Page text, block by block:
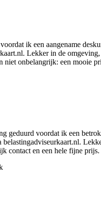
ik een aangename
Lekker in de
niet onbelangrijk: een mooie
geduurd voordat ik een
belastingadviseurkaart.nl.
contact en een hele fijne prijs.